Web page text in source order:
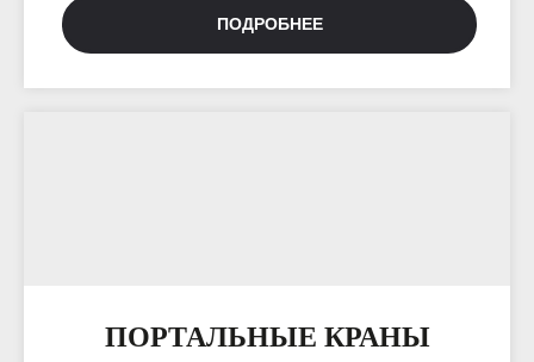
ПОДРОБНЕЕ
ПОРТАЛЬНЫЕ КРАНЫ